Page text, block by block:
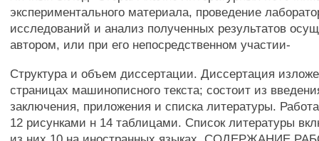
экспериментального материала, проведение
исследований и анализ полученных результатов
автором, или при его непосредственном участии-
Структура и объем диссертации. Диссертация
страницах машинописного текста; состоит из
заключения, приложения и списка литературы.
12 рисунками н 14 таблицами. Список литературы